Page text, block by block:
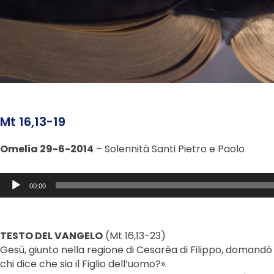
Mt 16,13-19
Omelia 29-6-2014 – Solennità Santi Pietro e Paolo
Audio
Player
00:00
TESTO DEL VANGELO (Mt 16,13-23)
Gesù, giunto nella regione di Cesarèa di Filippo,
chi dice che sia il Figlio dell’uomo?».